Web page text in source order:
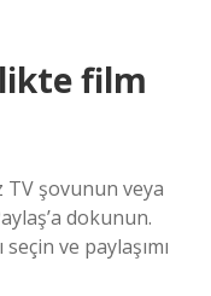
film
TV şovunun veya
dokunun.
ve paylaşımı